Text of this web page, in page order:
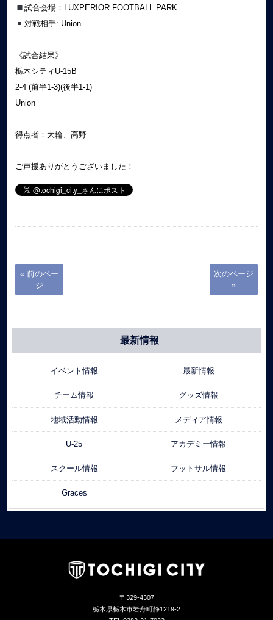
試合会場：LUXPERIOR FOOTBALL PARK
対戦相手: Union
《試合結果》
栃木シティU-15B
2-4 (前半1-3)(後半1-1)
Union
得点者：大輪、高野
ご声援ありがとうございました！
« 前のペー
ジ
次のページ
»
最新情報
イベント情報 最新情報
チーム情報 グッズ情報
地域活動情報 メディア情報
U-25 アカデミー情報
スクール情報 フットサル情報
Graces
〒329-4307
栃木県栃木市岩舟町静1219-2